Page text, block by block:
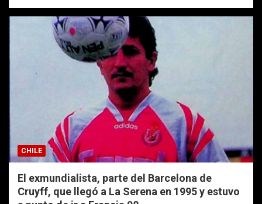
CHILE
El exmundialista, parte del Barcelona de
Cruyff, que llegó a La Serena en 1995 y estuvo